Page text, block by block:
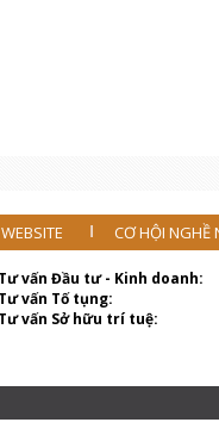
CƠ HỘI NGHỀ
Tư vấn Đầu tư - Kinh doanh:
Tư vấn Tố tụng:
Tư vấn Sở hữu trí tuệ: